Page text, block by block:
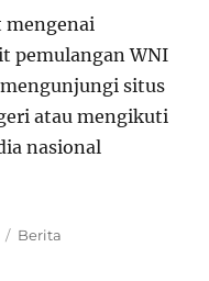
pemulangan WNI
situs
atau mengikuti
nasional
Categories
Berita